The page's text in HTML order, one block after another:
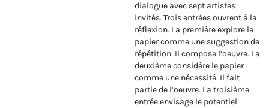
dialogue avec sept artistes
invités. Trois entrées ouvrent à la
réflexion. La première explore le
papier comme une suggestion de
répétition. Il compose l’oeuvre. La
deuxième considère le papier
comme une nécessité. Il fait
partie de l’oeuvre. La troisième
entrée envisage le potentiel